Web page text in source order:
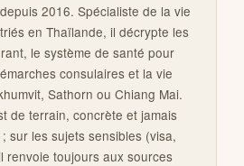
2016. Spécialiste de la vie
en Thaïlande, il décrypte les
le système de santé pour
consulaires et la vie
Sathorn ou Chiang Mai.
de terrain, concrète et jamais
sur les sujets sensibles (visa,
renvoie toujours aux sources